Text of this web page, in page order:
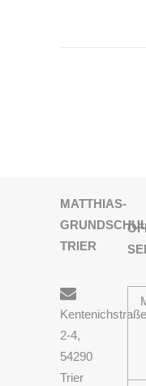
MATTHIAS-
TRIER
Kentenichstraße
2-4,
54290
Trier